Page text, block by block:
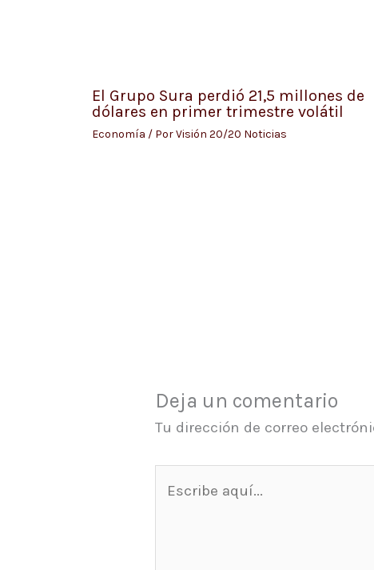
El Grupo Sura perdió 21,5 millones de
dólares en primer trimestre volátil
Economía / PorVisión 20/20 Noticias
Deja un comentario
Tu dirección de correo